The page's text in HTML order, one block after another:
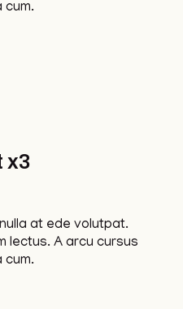
cum.
x3
at ede volutpat.
lectus. A arcu cursus
cum.